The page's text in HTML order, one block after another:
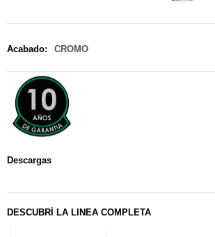
Acabado: CROMO
Descargas
Dimensionales
DESCUBRÍ LA LINEA COMPLETA